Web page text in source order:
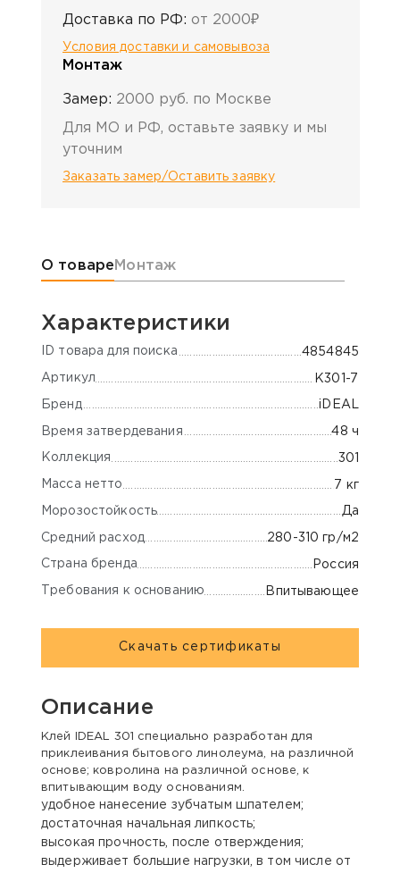
Доставка по РФ: от 2000₽
Условия доставки и самовывоза
Монтаж
Замер: 2000 руб. по Москве
Для МО и РФ, оставьте заявку и мы
уточним
Заказать замер/Оставить заявку
Информация о товаре
О товаре Монтаж
Характеристики
ID товара для поиска 4854845
Артикул K301-7
Бренд iDEAL
Время затвердевания 48 ч
Коллекция 301
Масса нетто 7 кг
Морозостойкость Да
Средний расход 280-310 гр/м2
Страна бренда Россия
Требования к основанию Впитывающее
Скачать сертификаты
Описание
Клей IDEAL 301 специально разработан для
приклеивания бытового линолеума, на различной
основе; ковролина на различной основе, к
впитывающим воду основаниям.
удобное нанесение зубчатым шпателем;
достаточная начальная липкость;
высокая прочность, после отверждения;
выдерживает большие нагрузки, в том числе от